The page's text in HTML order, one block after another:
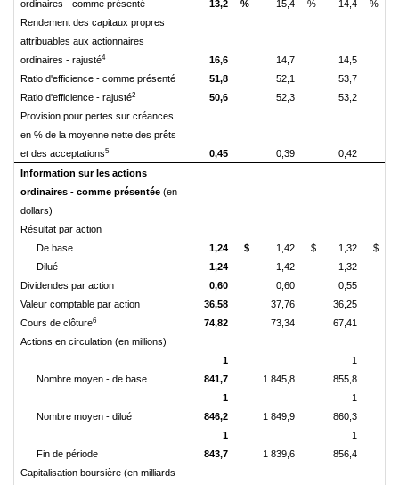
ordinaires - comme présenté 13,2 % 15,4 % 14,4
%
Rendement des capitaux propres
attribuables aux actionnaires
ordinaires - rajusté4 16,6 14,7
14,5
Ratio d'efficience - comme présenté
51,8 52,1
53,7
Ratio d'efficience - rajusté2 50,6 52,3
53,2
Provision pour pertes sur créances
en % de la moyenne nette des prêts
et des acceptations5 0,45 0,39
0,42
Information sur les actions
ordinaires - comme présentée (en
dollars)
Résultat par action
De base
1,24 $ 1,42 $ 1,32
$
Dilué
1,24 1,42
1,32
Dividendes par action
0,60 0,60
0,55
Valeur comptable par action
36,58 37,76
36,25
Cours de clôture6 74,82 73,34
67,41
Actions en circulation (en millions)
Nombre moyen - de base
1
841,7
1 845,8
1
855,8
Nombre moyen - dilué
1
846,2
1 849,9
1
860,3
Fin de période
1
843,7
1 839,6
1
856,4
Capitalisation boursière (en milliards